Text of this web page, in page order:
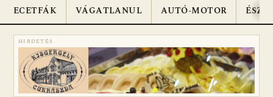
ECETFÁK VÁGATLANUL AUTÓ-MOTOR
HIRDETÉS